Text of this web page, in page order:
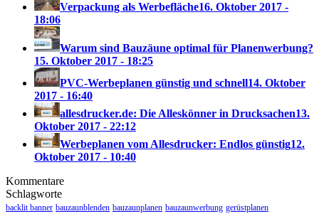
Verpackung als Werbefläche16. Oktober 2017 -
18:06
Warum sind Bauzäune optimal für Planenwerbung?
15. Oktober 2017 - 18:25
PVC-Werbeplanen günstig und schnell14. Oktober
2017 - 16:40
allesdrucker.de: Die Alleskönner in Drucksachen13.
Oktober 2017 - 22:12
Werbeplanen vom Allesdrucker: Endlos günstig12.
Oktober 2017 - 10:40
Kommentare
Schlagworte
backlit banner bauzaunblenden bauzaunplanen bauzaunwerbung gerüstplanen